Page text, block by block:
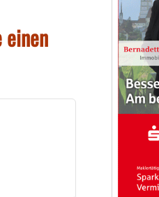
einen